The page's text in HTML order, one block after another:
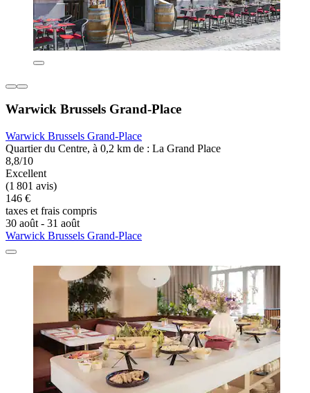
Warwick Brussels Grand-Place
Warwick Brussels Grand-Place
Quartier du Centre, à 0,2 km de : La Grand Place
8,8/10
Excellent
(1 801 avis)
146 €
taxes et frais compris
30 août - 31 août
Warwick Brussels Grand-Place